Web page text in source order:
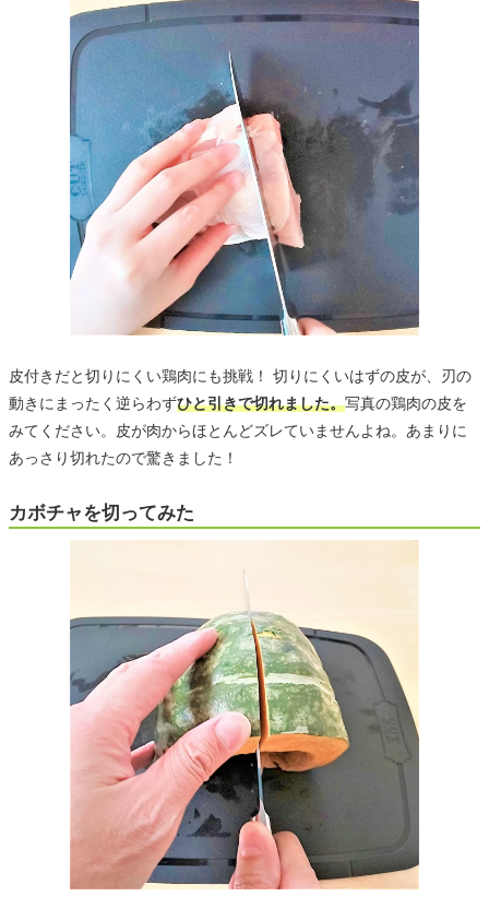
皮付きだと切りにくい鶏肉にも挑戦！ 切りにくいはずの皮が、刃の
動きにまったく逆らわずひと引きで切れました。写真の鶏肉の皮を
みてください。皮が肉からほとんどズレていませんよね。あまりに
あっさり切れたので驚きました！
カボチャを切ってみた